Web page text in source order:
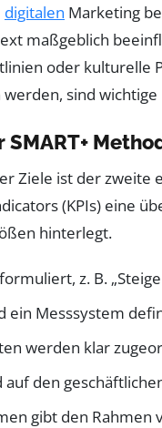
digitalen Marketing
maßgeblich
oder kulturelle
sind
Ziele ist der zweite
(KPIs) eine
hinterlegt.
z. B.
ein Messsystem
werden klar
auf den
gibt den Rahmen